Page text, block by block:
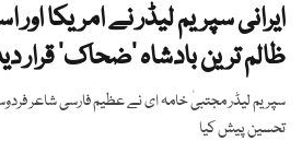
ایرانی سپریم لیڈر نے امریکا اور
ظالم ترین بادشاہ ’ضحاک‘ قرار
سپریم لیڈر مجتبیٰ خامہ ای نے عظیم فارسی شاعر
تحسین پیش کیا